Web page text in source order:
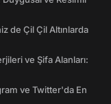
de Çil Çil Altınlarda
ve Şifa Alanları:
ve Twitter'da En